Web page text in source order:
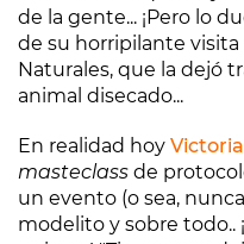
de la gente... ¡Pero lo
de su horripilante visita
Naturales, que la dejó
animal disecado...
En realidad hoy
masteclass de
un evento (o sea,
modelito y sobre todo..